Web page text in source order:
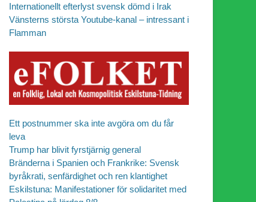
Internationellt efterlyst svensk dömd i Irak
Vänsterns största Youtube-kanal – intressant i
Flamman
Ett postnummer ska inte avgöra om du får
leva
Trump har blivit fyrstjärnig general
Bränderna i Spanien och Frankrike: Svensk
byråkrati, senfärdighet och ren klantighet
Eskilstuna: Manifestationer för solidaritet med